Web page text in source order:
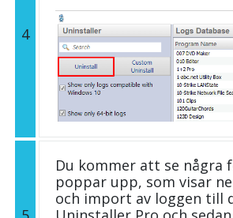
4
Du kommer att se några
poppar upp, som visar
och import av loggen till